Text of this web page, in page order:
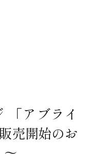
「アブライ
売開始のお